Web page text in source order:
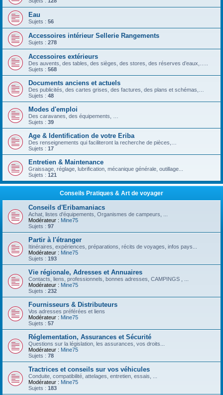
Eau
Sujets : 56
Accessoires intérieur Sellerie Rangements
Sujets : 278
Accessoires extérieurs
Des auvents, des tables, des sièges, des stores, des réserves d’eaux,…..
Sujets : 568
Documents anciens et actuels
Des publicités, des cartes grises, des factures, des plans et schémas,…
Sujets : 48
Modes d'emploi
Des caravanes, des équipements, …
Sujets : 39
Age & Identification de votre Eriba
Des renseignements qui faciliteront la recherche de pièces,…
Sujets : 17
Entretien & Maintenance
Graissage, réglage, lubrification, mécanique générale, outillage...
Sujets : 121
Conseils Pratiques & Art de voyager
Conseils d'Eribamaniacs
Achat, listes d'équipements, Organismes de campeurs, ...
Modérateur : Mine75
Sujets : 97
Partir à l'étranger
Itinéraires, expériences, préparations, récits de voyages, infos pays...
Modérateur : Mine75
Sujets : 193
Vie régionale, Adresses et Annuaires
Contacts, liens, professionnels, bonnes adresses, CAMPINGS , ...
Modérateur : Mine75
Sujets : 232
Fournisseurs & Distributeurs
Vos adresses préférées et liens
Modérateur : Mine75
Sujets : 57
Réglementation, Assurances et Sécurité
Questions sur la législation, les assurances, vos droits...
Modérateur : Mine75
Sujets : 78
Tractrices et conseils sur vos véhicules
Conduite, compatibilité, attelages, entretien, essais, ...
Modérateur : Mine75
Sujets : 183